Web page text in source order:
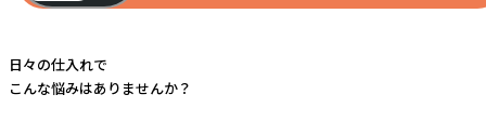
日々の仕入れで
こんな悩みはありませんか？